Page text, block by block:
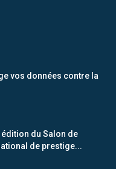
vos données contre la
du Salon de
de prestige...